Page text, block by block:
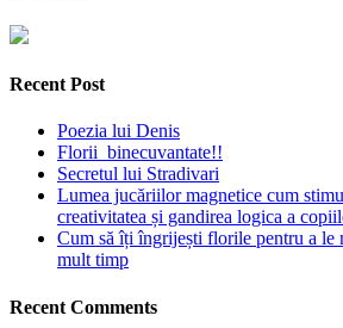
Recent Post
Poezia lui Denis
Florii binecuvantate!!
Secretul lui Stradivari
Lumea jucăriilor magnetice cum
creativitatea și gandirea logica a
Cum să îți îngrijești florile pentru a le
mult timp
Recent Comments